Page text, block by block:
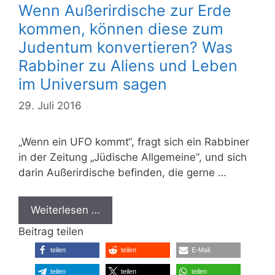
Wenn Außerirdische zur Erde
kommen, können diese zum
Judentum konvertieren? Was
Rabbiner zu Aliens und Leben
im Universum sagen
29. Juli 2016
„Wenn ein UFO kommt“, fragt sich ein Rabbiner
in der Zeitung „Jüdische Allgemeine“, und sich
darin Außerirdische befinden, die gerne …
Weiterlesen …
Beitrag teilen
teilen teilen E-Mail
teilen teilen teilen